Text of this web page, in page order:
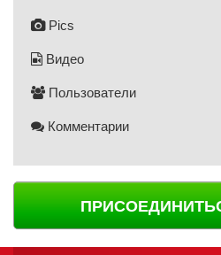
Pics
Видео
Пользователи
Комментарии